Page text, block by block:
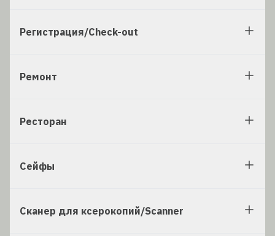
Регистрация/Check-out
Ремонт
Ресторан
Сейфы
Сканер для ксерокопий/Scanner